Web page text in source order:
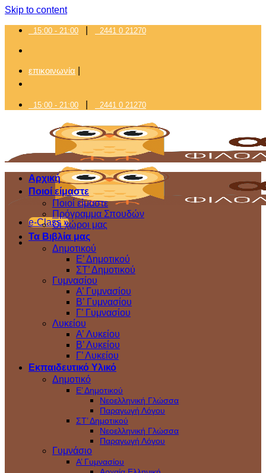
Skip to content
15:00 - 21:00 2441 0 21270
επικοινωνία
15:00 - 21:00 2441 0 21270
e-Class »
Αρχική
Ποιοί είμαστε
Ποιοί είμαστε
Πρόγραμμα Σπουδών
Οι χώροι μας
Τα Βιβλία μας
Δημοτικού
Ε’ Δημοτικού
ΣΤ’ Δημοτικού
Γυμνασίου
Α’ Γυμνασίου
Β’ Γυμνασίου
Γ’ Γυμνασίου
Λυκείου
A’ Λυκείου
Β’ Λυκείου
Γ’ Λυκείου
Εκπαιδευτικό Υλικό
Δημοτικό
Ε’ Δημοτικού
Νεοελληνική Γλώσσα
Παραγωγή Λόγου
ΣΤ’ Δημοτικού
Νεοελληνική Γλώσσα
Παραγωγή Λόγου
Γυμνάσιο
Α’ Γυμνασίου